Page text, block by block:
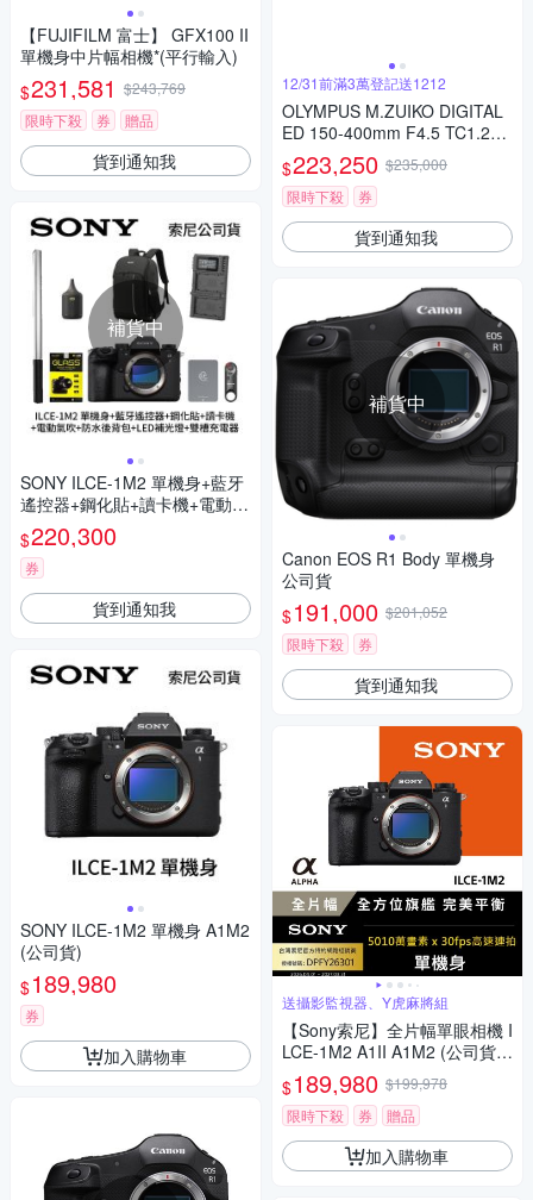
【FUJIFILM 富士】 GFX100 II
單機身中片幅相機*(平行輸入)
$231,581 $243,769
限時下殺
券 贈品
貨到通知我
補貨中
SONY ILCE-1M2 單機身+藍牙
遙控器+鋼化貼+讀卡機+電動氣
吹+防水後背包+LED補光燈+雙
槽充電器 A1M2 (公司貨)
$220,300
券
貨到通知我
SONY ILCE-1M2 單機身 A1M2
(公司貨)
$189,980
券
加入購物車
12/31前滿3萬登記送1212
OLYMPUS M.ZUIKO DIGITAL
ED 150-400mm F4.5 TC1.25x
IS PRO 公司貨
$223,250 $235,000
限時下殺
券
貨到通知我
補貨中
Canon EOS R1 Body 單機身
公司貨
$191,000 $201,052
限時下殺
券
貨到通知我
送攝影監視器、Y虎麻將組
【Sony索尼】全片幅單眼相機 I
LCE-1M2 A1II A1M2 (公司貨
保固18+6個月)
$189,980 $199,978
限時下殺
券 贈品
加入購物車